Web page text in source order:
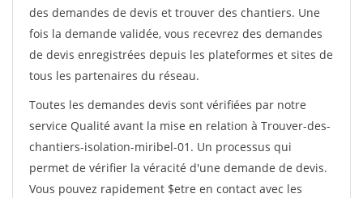
des demandes de devis et trouver des chantiers. Une
fois la demande validée, vous recevrez des demandes
de devis enregistrées depuis les plateformes et sites de
tous les partenaires du réseau.
Toutes les demandes devis sont vérifiées par notre
service Qualité avant la mise en relation à Trouver-des-
chantiers-isolation-miribel-01. Un processus qui
permet de vérifier la véracité d'une demande de devis.
Vous pouvez rapidement $etre en contact avec les